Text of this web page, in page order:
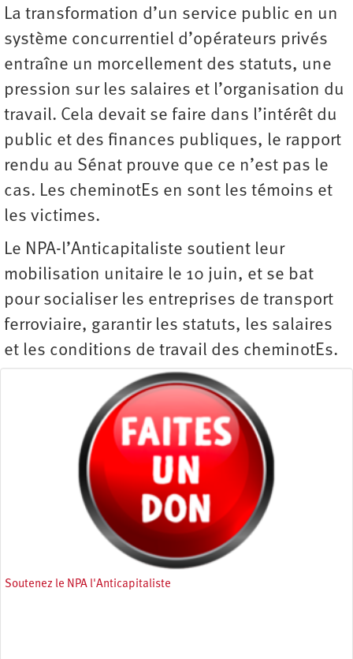
La transformation d’un service public en un
système concurrentiel d’opérateurs privés
entraîne un morcellement des statuts, une
pression sur les salaires et l’organisation du
travail. Cela devait se faire dans l’intérêt du
public et des finances publiques, le rapport
rendu au Sénat prouve que ce n’est pas le
cas. Les cheminotEs en sont les témoins et
les victimes.
Le NPA-l’Anticapitaliste soutient leur
mobilisation unitaire le 10 juin, et se bat
pour socialiser les entreprises de transport
ferroviaire, garantir les statuts, les salaires
et les conditions de travail des cheminotEs.
Soutenez le NPA l'Anticapitaliste